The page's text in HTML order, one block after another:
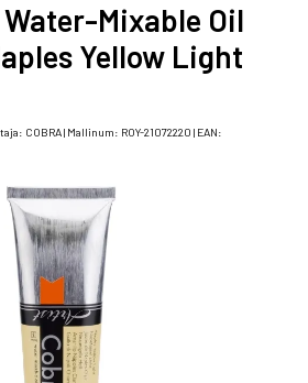
Mixable Oil
Yellow Light
COBRA| Mallinum: ROY-21072220 | EAN: